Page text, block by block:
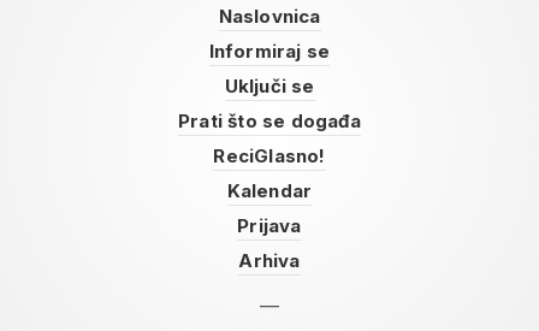
Naslovnica
Informiraj se
Uključi se
Prati što se događa
ReciGlasno!
Kalendar
Prijava
Arhiva